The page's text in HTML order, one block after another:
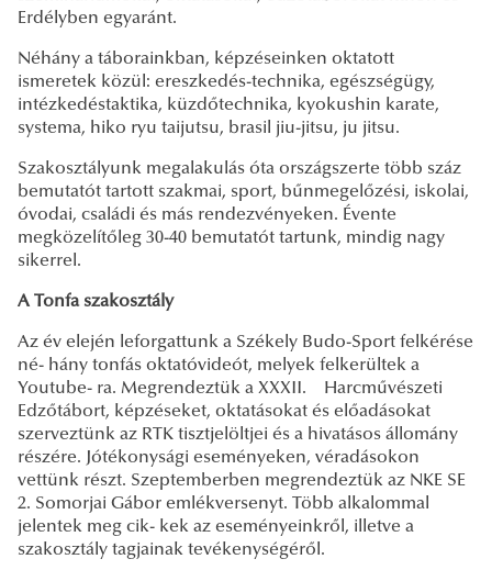
Erdélyben egyaránt.
Néhány a táborainkban, képzéseinken oktatott
ismeretek közül: ereszkedés-technika, egészségügy,
intézkedéstaktika, küzdőtechnika, kyokushin karate,
systema, hiko ryu taijutsu, brasil jiu-jitsu, ju jitsu.
Szakosztályunk megalakulás óta országszerte több száz
bemutatót tartott szakmai, sport, bűnmegelőzési, iskolai,
óvodai, családi és más rendezvényeken. Évente
megközelítőleg 30-40 bemutatót tartunk, mindig nagy
sikerrel.
A Tonfa szakosztály
Az év elején leforgattunk a Székely Budo-Sport felkérése
né- hány tonfás oktatóvideót, melyek felkerültek a
Youtube- ra. Megrendeztük a XXXII. Harcművészeti
Edzőtábort, képzéseket, oktatásokat és előadásokat
szerveztünk az RTK tisztjelöltjei és a hivatásos állomány
részére. Jótékonysági eseményeken, véradásokon
vettünk részt. Szeptemberben megrendeztük az NKE SE
2. Somorjai Gábor emlékversenyt. Több alkalommal
jelentek meg cik- kek az eseményeinkről, illetve a
szakosztály tagjainak tevékenységéről.